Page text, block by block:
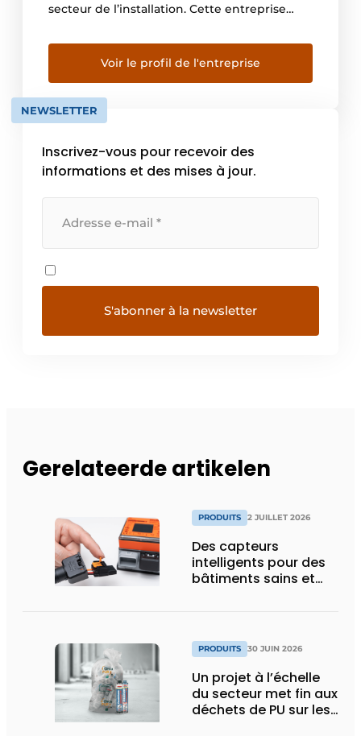
secteur de l’installation. Cette entreprise
5 000 personnes à l’échelle internationale et
dispose de plus de 125 ans d’expérience dans
le domaine de la technique du bâtiment. Ses
compétences clés […]
Voir le profil de l'entreprise
NEWSLETTER
Inscrivez-vous pour recevoir des
informations et des mises à jour.
Gerelateerde artikelen
PRODUITS 2 JUILLET 2026
Des capteurs
intelligents pour des
bâtiments sains et
PRODUITS 30 JUIN 2026
Un projet à l’échelle
du secteur met fin aux
déchets de PU sur les